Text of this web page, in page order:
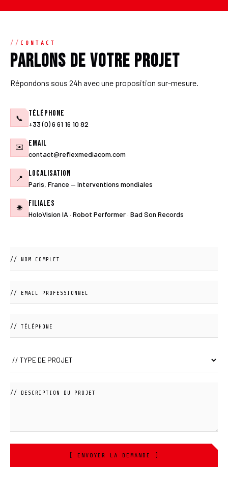
CONTACT
Parlons de votre projet
Répondons sous 24h avec une proposition sur-mesure.
📞 Téléphone
+33 (0) 6 61 16 10 82
✉️ Email
contact@reflexmediacom.com
📍 Localisation
Paris, France — Interventions mondiales
🌐 Filiales
HoloVision IA · Robot Performer · Bad Son Records
[ ENVOYER LA DEMANDE ]